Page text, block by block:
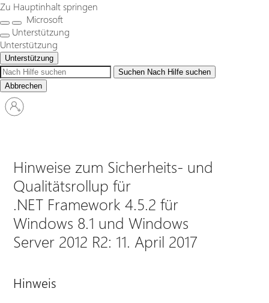
Zu Hauptinhalt springen
Microsoft
Unterstützung
Unterstützung
Unterstützung
Suchen Nach Hilfe suchen
Abbrechen
Bei
Ihrem
Hinweise zum Sicherheits- und
Qualitätsrollup für
.NET Framework 4.5.2 für
Windows 8.1 und Windows
Server 2012 R2: 11. April 2017
Hinweis